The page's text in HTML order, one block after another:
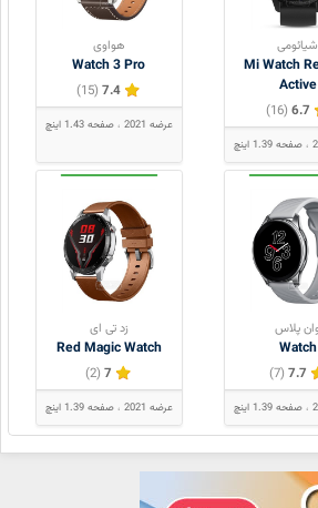
شیائومی
Mi Watch
Active
6.7
(16)
صفحه 1.39 اینچ
هواوی
Watch 3 Pro
7.4
(15)
عرضه 2021 صفحه 1.43 اینچ
پلاس
Watch
7.7
(7)
صفحه 1.39 اینچ
زد تی ای
Red Magic Watch
7
(2)
عرضه 2021 صفحه 1.39 اینچ